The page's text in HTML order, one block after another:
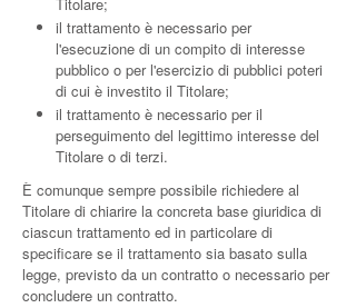
il trattamento è necessario per
l'esecuzione di un compito di interesse
pubblico o per l'esercizio di pubblici poteri
di cui è investito il Titolare;
il trattamento è necessario per il
perseguimento del legittimo interesse del
Titolare o di terzi.
È comunque sempre possibile richiedere al
Titolare di chiarire la concreta base giuridica di
ciascun trattamento ed in particolare di
specificare se il trattamento sia basato sulla
legge, previsto da un contratto o necessario per
concludere un contratto.